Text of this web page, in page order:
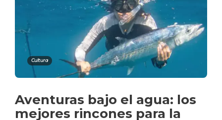
Cultura
Aventuras bajo el agua: los
mejores rincones para la